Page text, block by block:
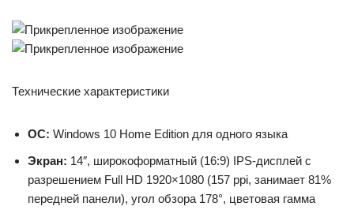
Технические характеристики
ОС: Windows 10 Home Edition для одного языка
Экран: 14″, широкоформатный (16:9) IPS-дисплей с
разрешением Full HD 1920×1080 (157 ppi, занимает 81%
передней панели), угол обзора 178°, цветовая гамма